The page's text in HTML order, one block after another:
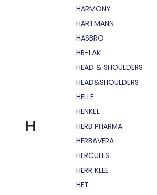
H
HARMONY
HARTMANN
HASBRO
HB-LAK
HEAD & SHOULDERS
HEAD&SHOULDERS
HELLE
HENKEL
HERB PHARMA
HERBAVERA
HERCULES
HERR KLEE
HET